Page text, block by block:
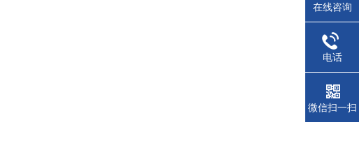
在线咨询
电话
微信扫一扫